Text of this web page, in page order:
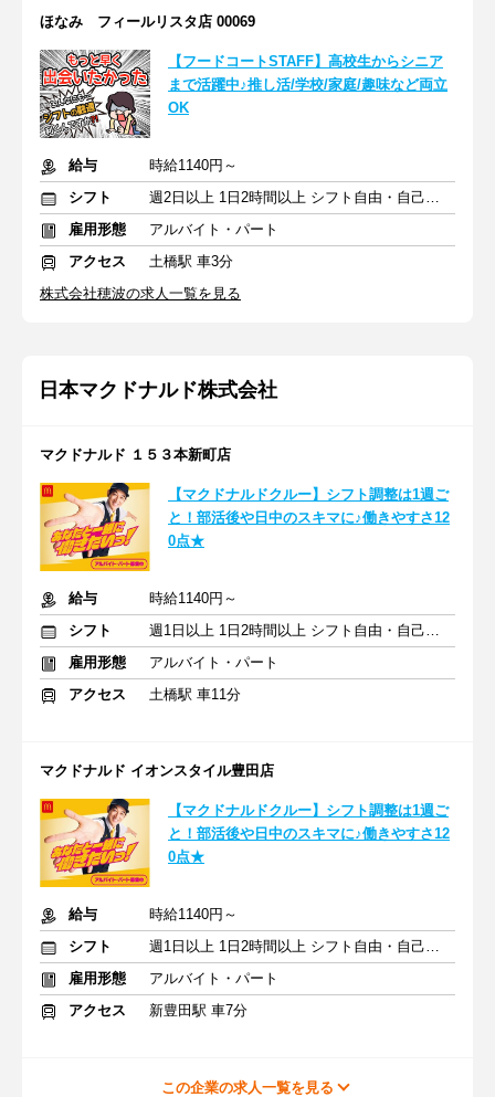
ほなみ フィールリスタ店 00069
【フードコートSTAFF】高校生からシニア
まで活躍中♪推し活/学校/家庭/趣味など両立
OK
給与
時給1140円～
シフト
週2日以上 1日2時間以上 シフト自由・自己申告
雇用形態
アルバイト・パート
アクセス
土橋駅 車3分
株式会社穂波の求人一覧を見る
日本マクドナルド株式会社
マクドナルド １５３本新町店
【マクドナルドクルー】シフト調整は1週ご
と！部活後や日中のスキマに♪働きやすさ12
0点★
給与
時給1140円～
シフト
週1日以上 1日2時間以上 シフト自由・自己申告
雇用形態
アルバイト・パート
アクセス
土橋駅 車11分
マクドナルド イオンスタイル豊田店
【マクドナルドクルー】シフト調整は1週ご
と！部活後や日中のスキマに♪働きやすさ12
0点★
給与
時給1140円～
シフト
週1日以上 1日2時間以上 シフト自由・自己申告
雇用形態
アルバイト・パート
アクセス
新豊田駅 車7分
この企業の求人一覧を見る